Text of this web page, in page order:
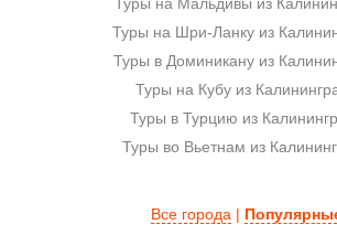
Туры на Шри-Ланку из
Туры в Доминикану из
Туры на Кубу из
Туры в Турцию из
Туры во Вьетнам из
Все города |